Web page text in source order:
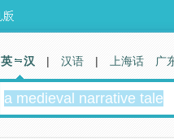
英 汉 | 汉语 | 上海话 广